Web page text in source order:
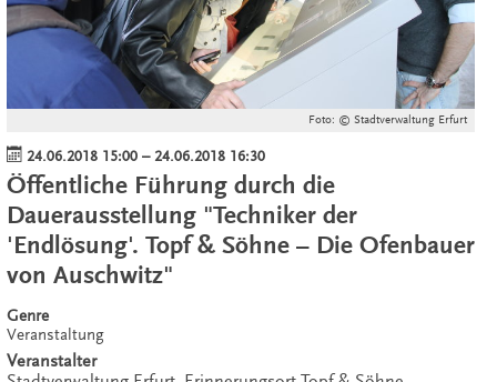
Foto: © Stadtverwaltung Erfurt
24.06.2018 15:00 – 24.06.2018 16:30
Öffentliche Führung durch die
Dauerausstellung "Techniker der
'Endlösung'. Topf & Söhne – Die Ofenbauer
von Auschwitz"
Genre
Veranstaltung
Veranstalter